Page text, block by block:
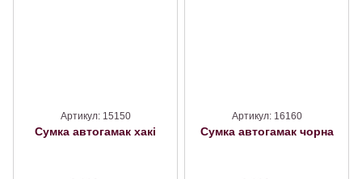
Артикул: 15150
Сумка автогамак хакi
Артикул: 16160
Сумка автогамак чорна